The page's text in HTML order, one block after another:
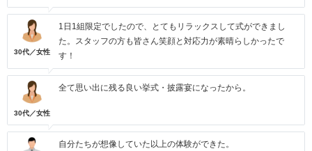
30代／女性
1日1組限定でしたので、とてもリラックスして式ができまし
た。スタッフの方も皆さん笑顔と対応力が素晴らしかったで
す！
30代／女性
全て思い出に残る良い挙式・披露宴になったから。
自分たちが想像していた以上の体験ができた。